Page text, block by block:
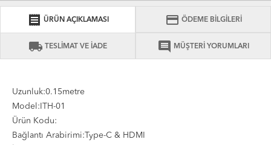
receipt ÜRÜN AÇIKLAMASI credit_card ÖDEME BİLGİLERİ
local_shipping TESLİMAT VE İADE comment MÜŞTERİ YORUMLARI
Uzunluk:0.15metre
Model:ITH-01
Ürün Kodu:
Bağlantı Arabirimi:Type-C & HDMI